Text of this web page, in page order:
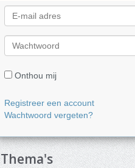
Onthou mij
Registreer een account
Wachtwoord vergeten?
Thema's